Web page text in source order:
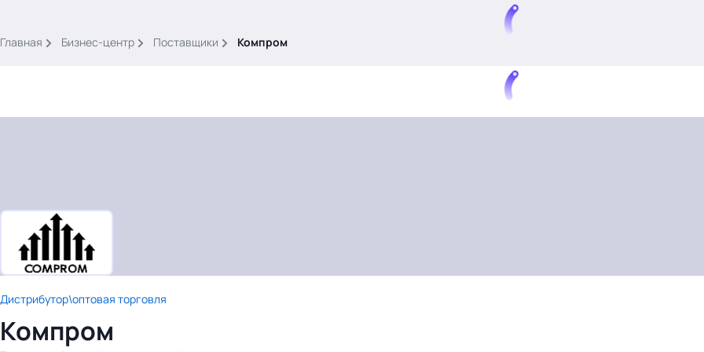
Войти
картина дня
темы
материалы
видео
события
Главная Бизнес-центр Поставщики Компром
Дистрибутор\оптовая торговля
Компром